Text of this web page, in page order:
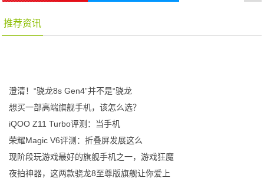
推荐资讯
澄清！“骁龙8s Gen4”并不是“骁龙
想买一部高端旗舰手机，该怎么选？
iQOO Z11 Turbo评测：当手机
荣耀Magic V6评测：折叠屏发展这么
现阶段玩游戏最好的旗舰手机之一，游戏狂魔
夜拍神器，这两款骁龙8至尊版旗舰让你爱上